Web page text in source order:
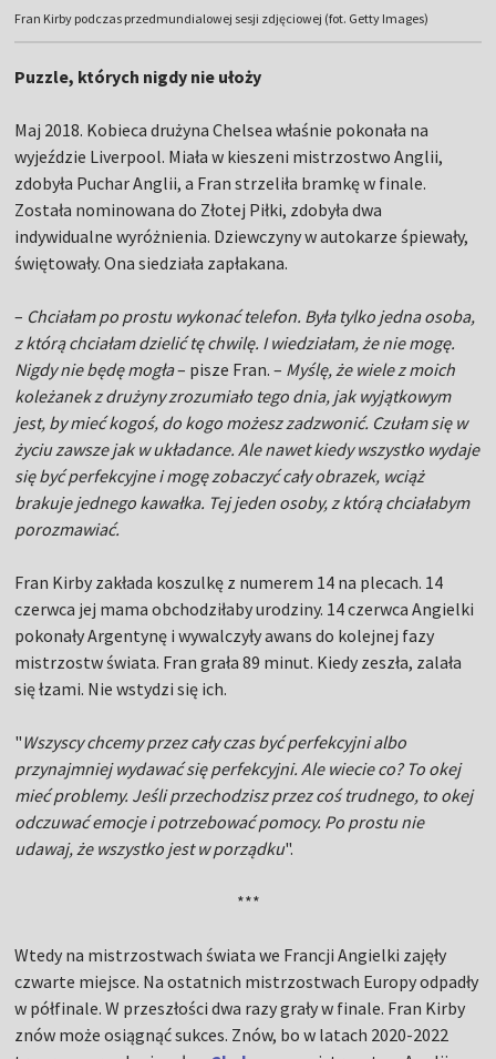
Fran Kirby podczas przedmundialowej sesji zdjęciowej (fot. Getty Images)
Puzzle, których nigdy nie ułoży
Maj 2018. Kobieca drużyna Chelsea właśnie pokonała na
wyjeździe Liverpool. Miała w kieszeni mistrzostwo Anglii,
zdobyła Puchar Anglii, a Fran strzeliła bramkę w finale.
Została nominowana do Złotej Piłki, zdobyła dwa
indywidualne wyróżnienia. Dziewczyny w autokarze śpiewały,
świętowały. Ona siedziała zapłakana.
– Chciałam po prostu wykonać telefon. Była tylko jedna osoba,
z którą chciałam dzielić tę chwilę. I wiedziałam, że nie mogę.
Nigdy nie będę mogła– pisze Fran. – Myślę, że wiele z moich
koleżanek z drużyny zrozumiało tego dnia, jak wyjątkowym
jest, by mieć kogoś, do kogo możesz zadzwonić. Czułam się w
życiu zawsze jak w układance. Ale nawet kiedy wszystko wydaje
się być perfekcyjne i mogę zobaczyć cały obrazek, wciąż
brakuje jednego kawałka. Tej jeden osoby, z którą chciałabym
porozmawiać.
Fran Kirby zakłada koszulkę z numerem 14 na plecach. 14
czerwca jej mama obchodziłaby urodziny. 14 czerwca Angielki
pokonały Argentynę i wywalczyły awans do kolejnej fazy
mistrzostw świata. Fran grała 89 minut. Kiedy zeszła, zalała
się łzami. Nie wstydzi się ich.
"Wszyscy chcemy przez cały czas być perfekcyjni albo
przynajmniej wydawać się perfekcyjni. Ale wiecie co? To okej
mieć problemy. Jeśli przechodzisz przez coś trudnego, to okej
odczuwać emocje i potrzebować pomocy. Po prostu nie
udawaj, że wszystko jest w porządku".
***
Wtedy na mistrzostwach świata we Francji Angielki zajęły
czwarte miejsce. Na ostatnich mistrzostwach Europy odpadły
w półfinale. W przeszłości dwa razy grały w finale. Fran Kirby
znów może osiągnąć sukces. Znów, bo w latach 2020-2022